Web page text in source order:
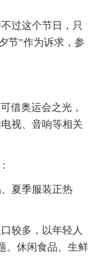
过这个节日，只
节”作为诉求，参
借奥运会之光，
视、音响等相关
夏季服装正热
较多，以年轻人
。休闲食品、生鲜